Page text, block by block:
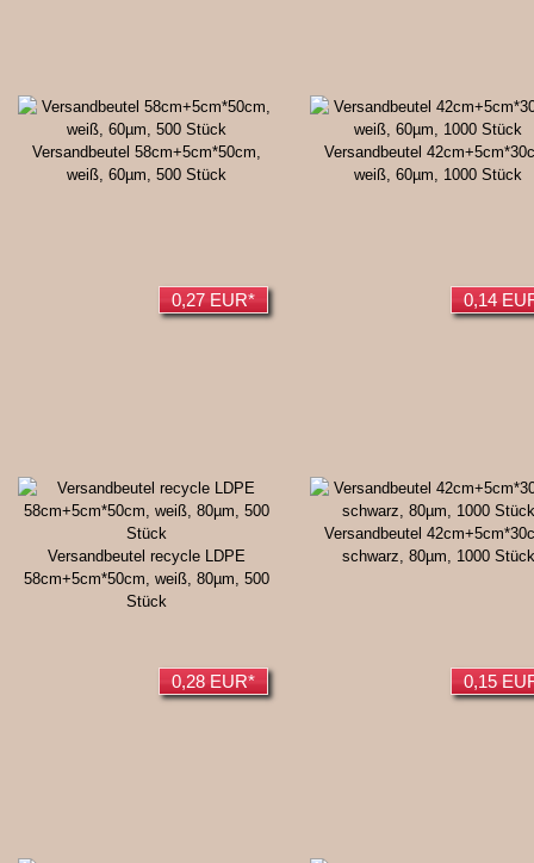
0,27 EUR*
Versandbeutel 58cm+5cm*50cm,
weiß, 60µm, 500 Stück
0,14
Versandbeutel
weiß, 60µm, 1000 Stück
0,28 EUR*
Versandbeutel recycle LDPE
58cm+5cm*50cm, weiß, 80µm, 500
Stück
0,15
Versandbeutel
schwarz, 80µm, 1000 Stück